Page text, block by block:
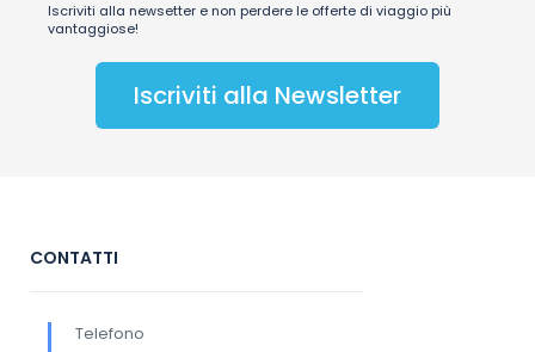
Iscriviti alla newsetter e non perdere le offerte di viaggio più
vantaggiose!
Iscriviti alla Newsletter
CONTATTI
Telefono